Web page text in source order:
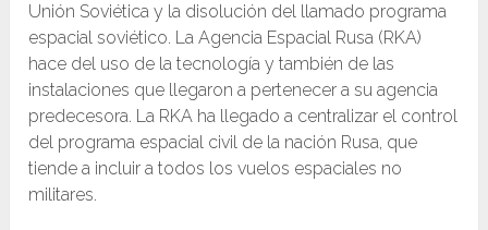
Unión Soviética y la disolución del llamado programa
espacial soviético. La Agencia Espacial Rusa (RKA)
hace del uso de la tecnología y también de las
instalaciones que llegaron a pertenecer a su agencia
predecesora. La RKA ha llegado a centralizar el control
del programa espacial civil de la nación Rusa, que
tiende a incluir a todos los vuelos espaciales no
militares.